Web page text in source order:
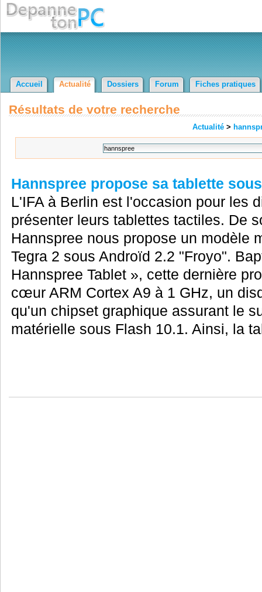
Accueil Actualité Dossiers Forum Fiches pratiques
Résultats de votre recherche
Actualité>
Hannspree propose sa tablette
L'IFA à Berlin est l'occasion pour les
présenter leurs tablettes tactiles. De
Hannspree nous propose un modèle
Tegra 2 sous Androïd 2.2 "Froyo".
Hannspree Tablet », cette dernière
cœur ARM Cortex A9 à 1 GHz, un
qu'un chipset graphique assurant le
matérielle sous Flash 10.1. Ainsi, la